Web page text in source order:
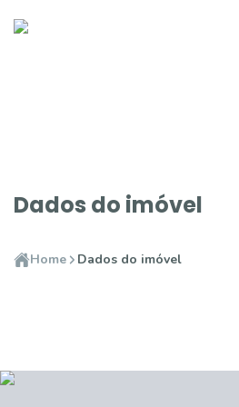
Dados do imóvel
Home Dados do imóvel